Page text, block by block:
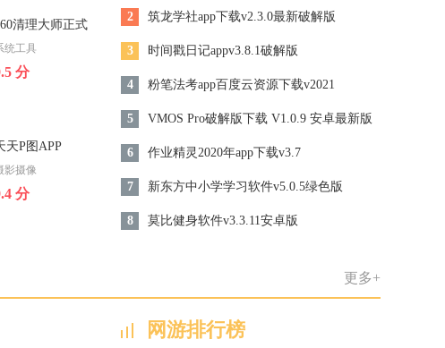
APP
一款移动端的
具。软件功
供地图查找
载
清理大师正式
app
统工具
分
正式版app
介绍】360
一款专为加速
清理而设计
载
天P图APP
影摄像
分
最新重磅推出
2 筑龙学社app下载v2.3.0最新破解版
3 时间戳日记appv3.8.1破解版
4 粉笔法考app百度云资源下载v2021
5 VMOS Pro破解版下载 V1.0.9 安卓最新版
6 作业精灵2020年app下载v3.7
7 新东方中小学学习软件v5.0.5绿色版
8 莫比健身软件v3.3.11安卓版
更多+
网游排行榜